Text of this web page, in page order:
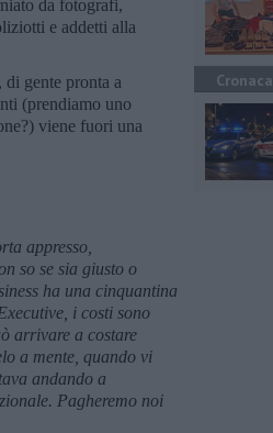
da fotografi,
e addetti alla
di gente pronta a
(prendiamo uno
viene fuori una
appresso,
so se sia giusto o
ha una cinquantina
i costi sono
arrivare a costare
a mente, quando vi
andando a
Pagheremo noi
Cronaca